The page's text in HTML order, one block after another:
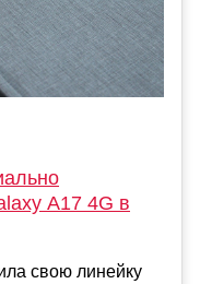
A17 4G в
свою линейку